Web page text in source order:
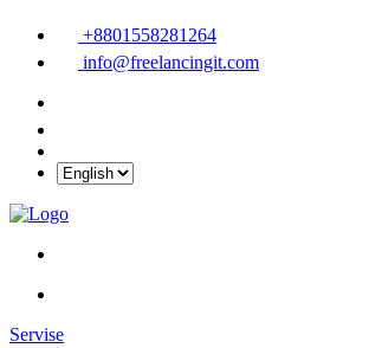
+8801558281264
info@freelancingit.com
Servise